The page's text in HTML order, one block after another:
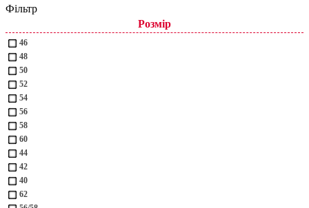
Фільтр
Розмір
46
48
50
52
54
56
58
60
44
42
40
62